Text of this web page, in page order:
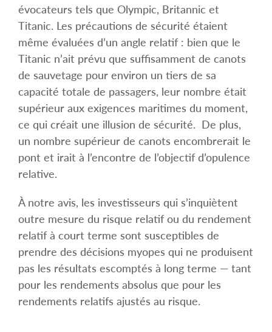
évocateurs tels que Olympic, Britannic et
Titanic. Les précautions de sécurité étaient
même évaluées d’un angle relatif : bien que le
Titanic n’ait prévu que suffisamment de canots
de sauvetage pour environ un tiers de sa
capacité totale de passagers, leur nombre était
supérieur aux exigences maritimes du moment,
ce qui créait une illusion de sécurité. De plus,
un nombre supérieur de canots encombrerait le
pont et irait à l’encontre de l’objectif d’opulence
relative.
À notre avis, les investisseurs qui s’inquiètent
outre mesure du risque relatif ou du rendement
relatif à court terme sont susceptibles de
prendre des décisions myopes qui ne produisent
pas les résultats escomptés à long terme — tant
pour les rendements absolus que pour les
rendements relatifs ajustés au risque.